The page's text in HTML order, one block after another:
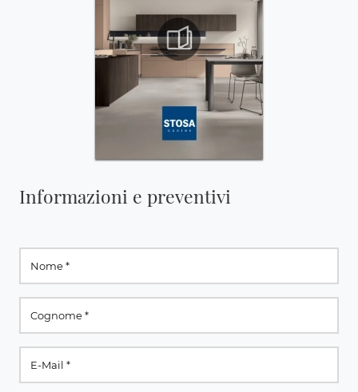
Informazioni e preventivi